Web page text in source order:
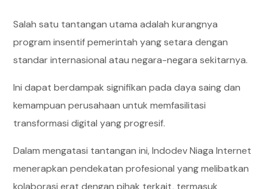
Salah satu tantangan utama adalah kurangnya
program insentif pemerintah yang setara dengan
standar internasional atau negara-negara sekitarnya.
Ini dapat berdampak signifikan pada daya saing dan
kemampuan perusahaan untuk memfasilitasi
transformasi digital yang progresif.
Dalam mengatasi tantangan ini, Indodev Niaga Internet
menerapkan pendekatan profesional yang melibatkan
kolaborasi erat dengan pihak terkait, termasuk